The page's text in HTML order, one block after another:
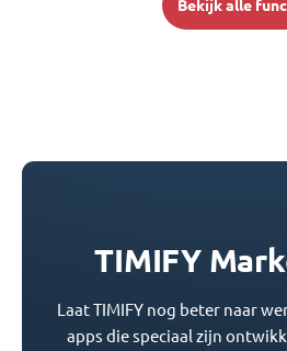
Bekijk alle
TIMIFY
Laat TIMIFY nog beter naar
apps die speciaal zijn